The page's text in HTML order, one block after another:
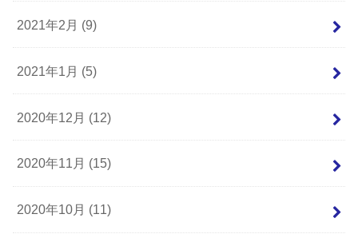
2021年2月 (9)
2021年1月 (5)
2020年12月 (12)
2020年11月 (15)
2020年10月 (11)